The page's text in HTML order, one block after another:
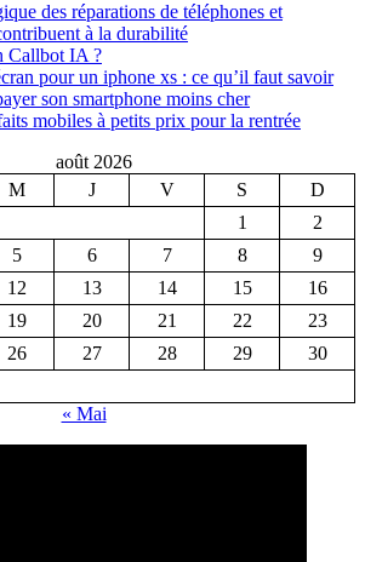
des réparations de téléphones et
à la durabilité
Callbot IA ?
pour un iphone xs : ce qu’il faut savoir
son smartphone moins cher
mobiles à petits prix pour la rentrée
août 2026
M J V S
D
1
2
5 6 7 8
9
12 13 14 15
16
19 20 21 22
23
26 27 28 29
30
« Mai